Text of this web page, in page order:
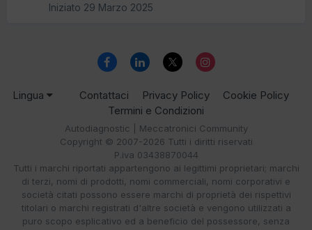
Iniziato 29 Marzo 2025
Lingua Contattaci Privacy Policy
Cookie Policy
Termini e Condizioni
Autodiagnostic | Meccatronici Community
Copyright © 2007-2026 Tutti i diritti riservati
P.iva 03438870044
Tutti i marchi riportati appartengono ai legittimi proprietari; marchi
di terzi, nomi di prodotti, nomi commerciali, nomi corporativi e
società citati possono essere marchi di proprietà dei rispettivi
titolari o marchi registrati d'altre società e vengono utilizzati a
puro scopo esplicativo ed a beneficio del possessore, senza